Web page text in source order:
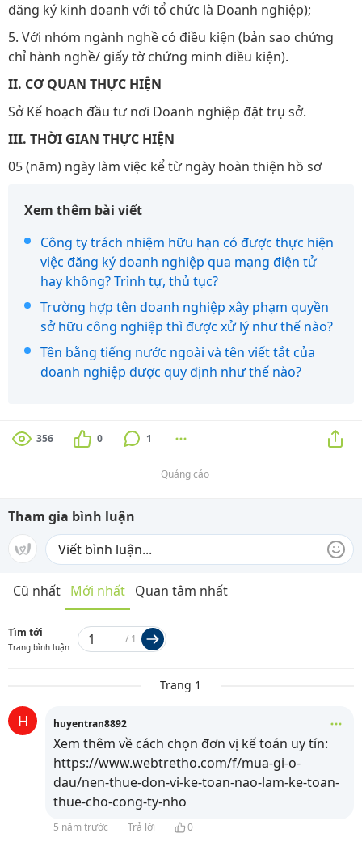
đăng ký kinh doanh với tổ chức là Doanh nghiệp);
5. Với nhóm ngành nghề có điều kiện (bản sao chứng
chỉ hành nghề/ giấy tờ chứng minh điều kiện).
II. CƠ QUAN THỰC HIỆN
Sở Kế hoạch đầu tư nơi Doanh nghiệp đặt trụ sở.
III. THỜI GIAN THỰC HIỆN
05 (năm) ngày làm việc kể từ ngày hoàn thiện hồ sơ
Xem thêm bài viết
Công ty trách nhiệm hữu hạn có được thực hiện
việc đăng ký doanh nghiệp qua mạng điện tử
hay không? Trình tự, thủ tục?
Trường hợp tên doanh nghiệp xây phạm quyền
sở hữu công nghiệp thì được xử lý như thế nào?
Tên bằng tiếng nước ngoài và tên viết tắt của
doanh nghiệp được quy định như thế nào?
356 0 1
Quảng cáo
Tham gia bình luận
Cũ nhất Mới nhất Quan tâm nhất
Tìm tới
Trang bình luận
/ 1
Trang 1
H huyentran8892
Xem thêm về cách chọn đơn vị kế toán uy tín:
https://www.webtretho.com/f/mua-gi-o-
dau/nen-thue-don-vi-ke-toan-nao-lam-ke-toan-
thue-cho-cong-ty-nho
5 năm trước Trả lời 0